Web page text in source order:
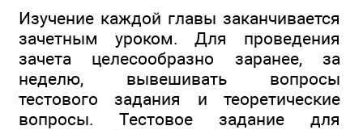
Изучение каждой главы заканчивается
зачетным уроком. Для проведения
зачета целесообразно заранее, за
неделю, вывешивать вопросы
тестового задания и теоретические
вопросы. Тестовое задание для